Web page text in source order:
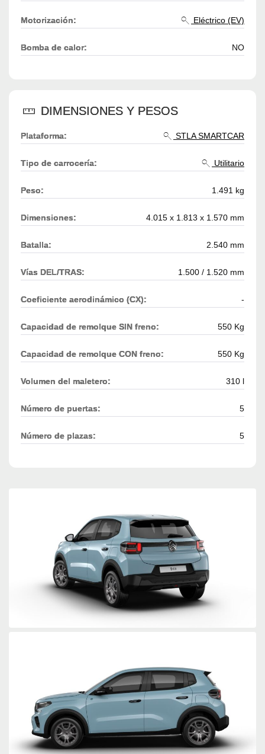
Motorización: Eléctrico (EV)
Bomba de calor: NO
DIMENSIONES Y PESOS
Plataforma: STLA SMARTCAR
Tipo de carrocería: Utilitario
Peso: 1.491 kg
Dimensiones: 4.015 x 1.813 x 1.570 mm
Batalla: 2.540 mm
Vías DEL/TRAS: 1.500 / 1.520 mm
Coeficiente aerodinámico (CX): -
Capacidad de remolque SIN freno: 550 Kg
Capacidad de remolque CON freno: 550 Kg
Volumen del maletero: 310 l
Número de puertas: 5
Número de plazas: 5